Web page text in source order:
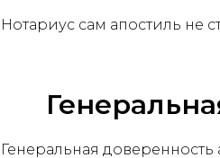
Нотариус сам апостиль не
Генеральная